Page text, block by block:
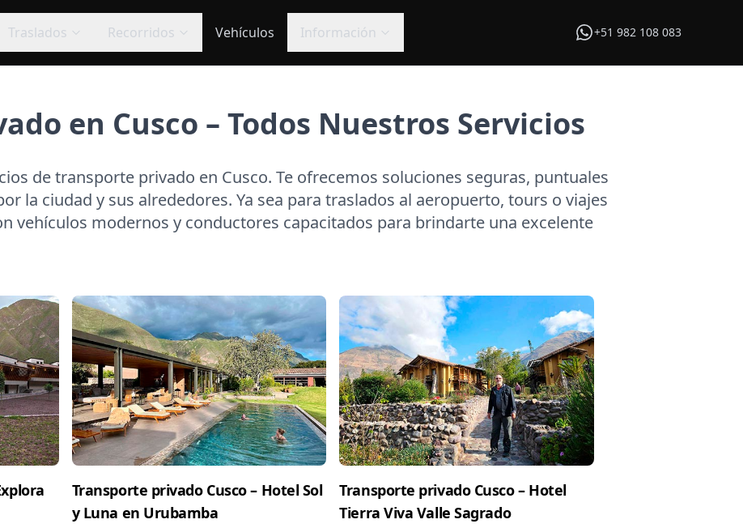
Traslados Recorridos Vehículos Información +51 982 108 083
en Cusco – Todos Nuestros Servicios
de transporte privado en Cusco. Te ofrecemos soluciones seguras, puntuales
la ciudad y sus alrededores. Ya sea para traslados al aeropuerto, tours o viajes
vehículos modernos y conductores capacitados para brindarte una excelente
Transporte privado Cusco – Hotel Sol
y Luna en Urubamba
Transporte privado Cusco – Hotel
Tierra Viva Valle Sagrado